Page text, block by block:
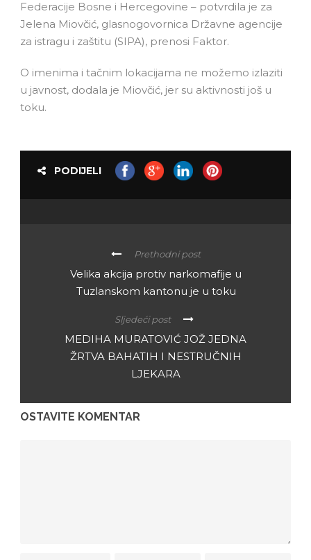
Federacije Bosne i Hercegovine – potvrdila je za
Jelena Miovčić, glasnogovornica Državne agencije
za istragu i zaštitu (SIPA), prenosi Faktor.
O imenima i tačnim lokacijama ne možemo izlaziti
u javnost, dodala je Miovčić, jer su aktivnosti još u
toku.
PODIJELI
Prethodni post
Velika akcija protiv narkomafije u
Tuzlanskom kantonu je u toku
Sljedeći post
MEDIHA MURATOVIĆ JOŽ JEDNA
ŽRTVA BAHATIH I NESTRUČNIH
LJEKARA
OSTAVITE KOMENTAR